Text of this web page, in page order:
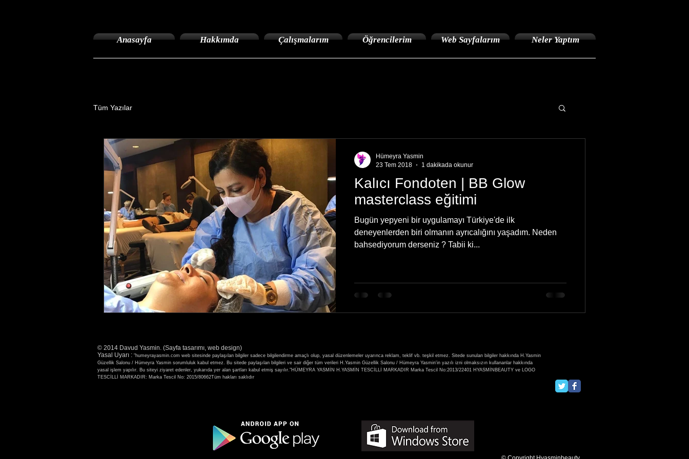
Anasayfa Hakkımda Çalışmalarım Öğrencilerim Web Sayfalarım Neler Yaptım
Tüm Yazılar
Kalıcı Fondoten | BB Glow
masterclass eğitimi
Bugün yepyeni bir uygulamayı Türkiye'de ilk
deneyenlerden biri olmanın ayrıcalığını yaşadım. Neden
bahsediyorum derseniz ? Tabii ki...
Hümeyra Yasmin
23 Tem 2018
1 dakikada okunur
© 2014 Davud Yasmin. (Sayfa tasarımı, web design)
Yasal Uyarı : "humeyrayasmin.com web sitesinde paylaşılan bilgiler sadece bilgilendirme amaçlı olup, yasal düzenlemeler uyarınca reklam, teklif vb. teşkil etmez. Sitede sunulan bilgiler hakkında H.Yasmin
Güzellik Salonu / Hümeyra Yasmin sorumluluk kabul etmez. Bu sitede paylaşılan bilgileri ve sair diğer tüm verileri H.Yasmin Güzellik Salonu / Hümeyra Yasmin'in yazılı izni olmaksızın kullananlar hakkında
yasal işlem yapılır. Bu siteyi ziyaret edenler, yukarıda yer alan şartları kabul etmiş sayılır."HÜMEYRA YASMİN H.YASMİN TESCİLLİ MARKADIR Marka Tescil No:2013/22401 HYASMİNBEAUTY ve LOGO
TESCİLLİ MARKADIR: Marka Tescil No: 2015/80662Tüm hakları saklıdır